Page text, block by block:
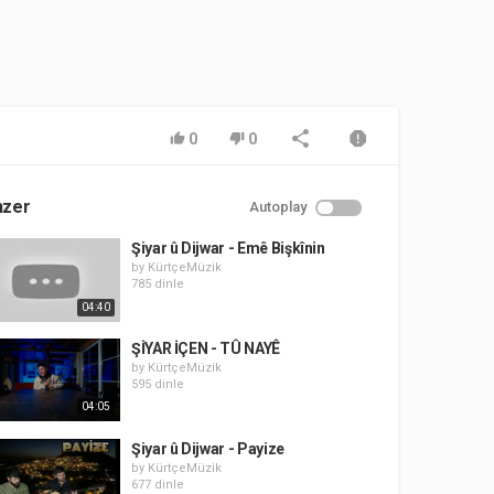
0 0
Autoplay
04:40
Şiyar û Dijwar - Emê Bişkînin
by KürtçeMüzik
785 dinle
04:05
ŞİYAR İÇEN - TÛ NAYÊ
by KürtçeMüzik
595 dinle
Şiyar û Dijwar - Payize
by KürtçeMüzik
677 dinle